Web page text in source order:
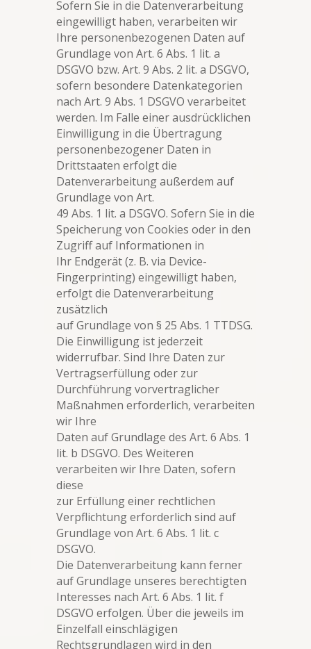
Sofern Sie in die Datenverarbeitung
eingewilligt haben, verarbeiten wir
Ihre personenbezogenen Daten auf
Grundlage von Art. 6 Abs. 1 lit. a
DSGVO bzw. Art. 9 Abs. 2 lit. a DSGVO,
sofern besondere Datenkategorien
nach Art. 9 Abs. 1 DSGVO verarbeitet
werden. Im Falle einer ausdrücklichen
Einwilligung in die Übertragung
personenbezogener Daten in
Drittstaaten erfolgt die
Datenverarbeitung außerdem auf
Grundlage von Art.
49 Abs. 1 lit. a DSGVO. Sofern Sie in die
Speicherung von Cookies oder in den
Zugriff auf Informationen in
Ihr Endgerät (z. B. via Device-
Fingerprinting) eingewilligt haben,
erfolgt die Datenverarbeitung
zusätzlich
auf Grundlage von § 25 Abs. 1 TTDSG.
Die Einwilligung ist jederzeit
widerrufbar. Sind Ihre Daten zur
Vertragserfüllung oder zur
Durchführung vorvertraglicher
Maßnahmen erforderlich, verarbeiten
wir Ihre
Daten auf Grundlage des Art. 6 Abs. 1
lit. b DSGVO. Des Weiteren
verarbeiten wir Ihre Daten, sofern
diese
zur Erfüllung einer rechtlichen
Verpflichtung erforderlich sind auf
Grundlage von Art. 6 Abs. 1 lit. c
DSGVO.
Die Datenverarbeitung kann ferner
auf Grundlage unseres berechtigten
Interesses nach Art. 6 Abs. 1 lit. f
DSGVO erfolgen. Über die jeweils im
Einzelfall einschlägigen
Rechtsgrundlagen wird in den